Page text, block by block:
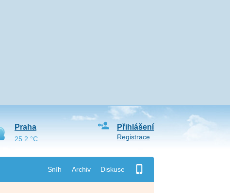
Sníh Archiv Diskuse
Přihlášení
Registrace
Praha
25.2 °C